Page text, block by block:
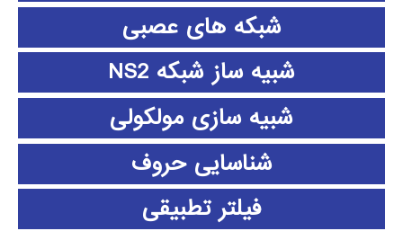
شبکه های عصبی
شبیه ساز شبکه NS2
شبیه سازی مولکولی
شناسایی حروف
فیلتر تطبیقی